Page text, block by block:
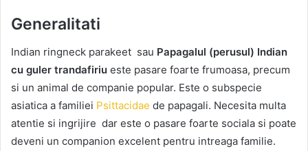
Generalitati
Indian ringneck parakeet sau Papagalul (perusul) Indian
cu guler trandafiriu este pasare foarte frumoasa, precum
si un animal de companie popular. Este o subspecie
asiatica a familiei Psittacidae de papagali. Necesita multa
atentie si ingrijire dar este o pasare foarte sociala si poate
deveni un companion excelent pentru intreaga familie.